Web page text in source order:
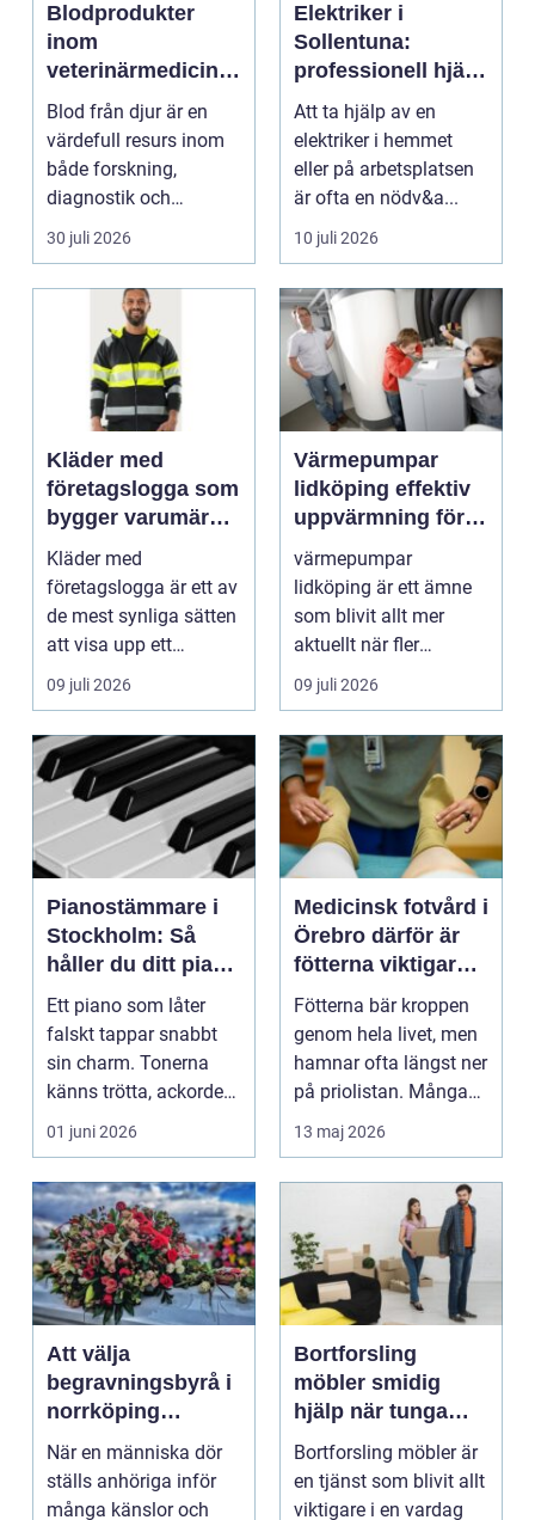
Blodprodukter
inom
veterinärmedicin
funktion, kvalitet
och användning
Blod från djur är en
värdefull resurs inom
både forskning,
diagnostik och
veterinärmedicin. När
blod...
30 juli 2026
Elektriker i
Sollentuna:
professionell hjälp
när du behöver det
Att ta hjälp av en
elektriker i hemmet
eller på arbetsplatsen
är ofta en nödv&a...
10 juli 2026
Kläder med
företagslogga som
bygger varumärke
i vardagen
Kläder med
företagslogga är ett av
de mest synliga sätten
att visa upp ett
varum...
09 juli 2026
Värmepumpar
lidköping effektiv
uppvärmning för
hus och
fastigheter
värmepumpar
lidköping är ett ämne
som blivit allt mer
aktuellt när fler
fastighetsägare vill
kombine...
09 juli 2026
Pianostämmare i
Stockholm: Så
håller du ditt piano
i toppform
Ett piano som låter
falskt tappar snabbt
sin charm. Tonerna
känns trötta, ackorden
s...
01 juni 2026
Medicinsk fotvård i
Örebro därför är
fötterna viktigare
än du tror
Fötterna bär kroppen
genom hela livet, men
hamnar ofta längst ner
på priolistan. Många
söker hjälp f...
13 maj 2026
Att välja
begravningsbyrå i
norrköping
trygghet, omsorg
och personliga
avsked
När en människa dör
ställs anhöriga inför
många känslor och
Bortforsling
möbler smidig
hjälp när tunga
möbler måste bort
Bortforsling möbler är
en tjänst som blivit allt
viktigare i en vardag